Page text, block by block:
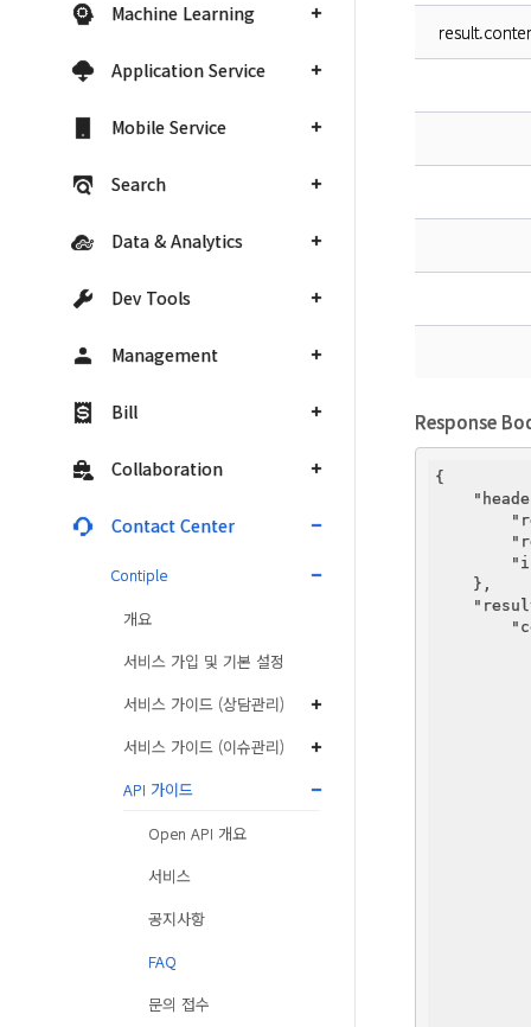
Machine Learning
Application Service
Mobile Service
Search
Data & Analytics
Dev Tools
Management
Bill
Collaboration
Contact Center
Contiple
개요
서비스 가입 및 기본 설정
서비스 가이드 (상담관리)
서비스 가이드 (이슈관리)
API 가이드
Open API 개요
서비스
공지사항
FAQ
문의 접수
Response
{
},